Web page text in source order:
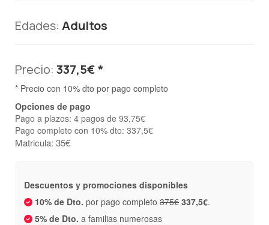
Edades: Adultos
Precio: 337,5€ *
* Precio con 10% dto por pago completo
Opciones de pago
Pago a plazos: 4 pagos de 93,75€
Pago completo con 10% dto: 337,5€
Matricula: 35€
Descuentos y promociones disponibles
10% de Dto. por pago completo 375€ 337,5€.
5% de Dto. a familias numerosas